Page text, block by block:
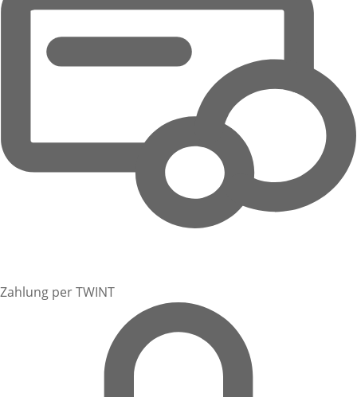
Zahlung per TWINT